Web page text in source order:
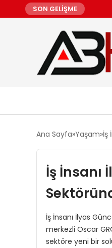
SON GELİŞME
Ana Sayfa Yaşam İş
İş İnsanı
İş İnsanı İlyas
merkezli Oscar
sektöre yeni bir